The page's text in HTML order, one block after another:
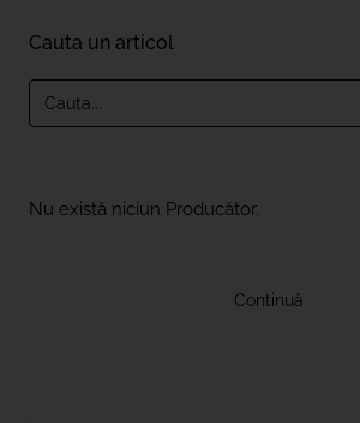
Cauta un articol
Nu există niciun Producător.
Continuă